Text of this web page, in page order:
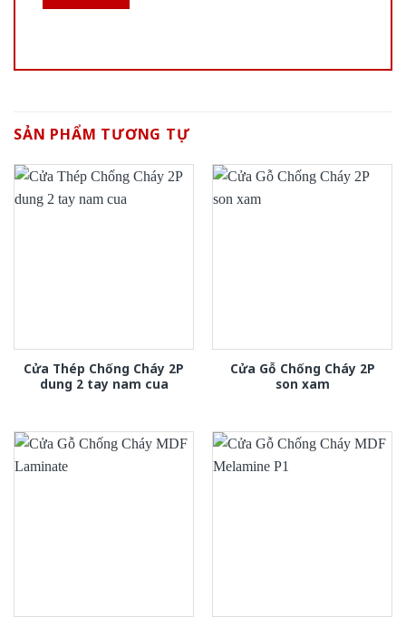
SẢN PHẨM TƯƠNG TỰ
Cửa Thép Chống Cháy 2P
dung 2 tay nam cua
Cửa Gỗ Chống Cháy 2P
son xam